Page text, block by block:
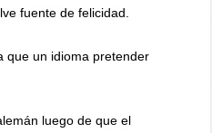
fuente de felicidad.
que un idioma pretender
luego de que el